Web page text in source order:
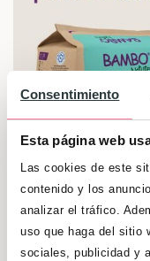
Consentimiento
Esta página web
Las cookies de este
contenido y los
analizar el tráfico.
uso que haga del sitio
sociales, publicidad y